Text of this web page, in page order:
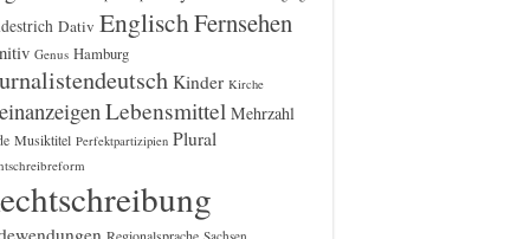
Dativ EnglischFernsehen
Genus Hamburg
Kinder Kirche
Lebensmittel Mehrzahl
Musiktitel Perfektpartizipien Plural
Regionalsprache